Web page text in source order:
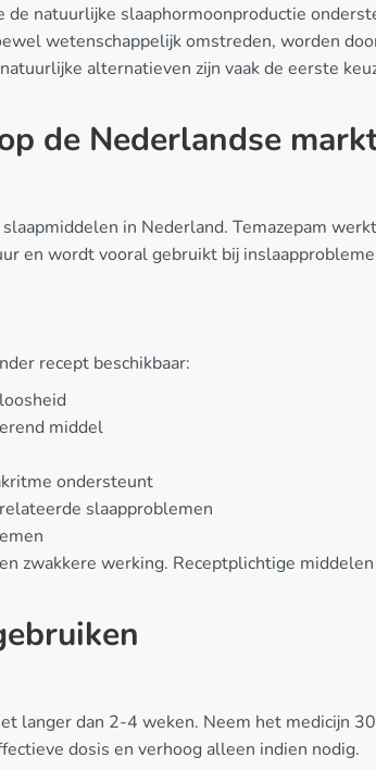
natuurlijke slaaphormoonproductie
wetenschappelijk omstreden, worden
alternatieven zijn vaak de eerste
de Nederlandse
in Nederland. Temazepam
en wordt vooral gebruikt bij
recept beschikbaar:
middel
ondersteunt
slaapproblemen
zwakkere werking. Receptplichtige
langer dan 2-4 weken. Neem het medicijn
dosis en verhoog alleen indien nodig.